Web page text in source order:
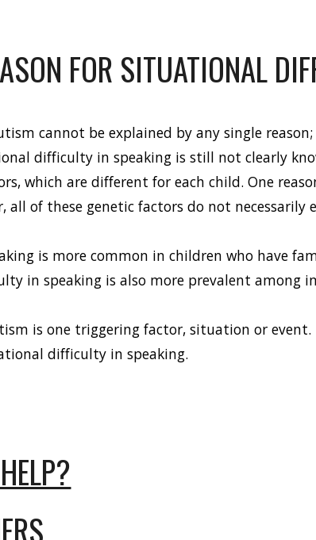
FOR SITUATIONAL
cannot be explained by any single
difficulty in speaking is still not clearly
which are different for each child. One
all of these genetic factors do not necessarily
is more common in children who have
in speaking is also more prevalent among
is one triggering factor, situation or event.
difficulty in speaking.